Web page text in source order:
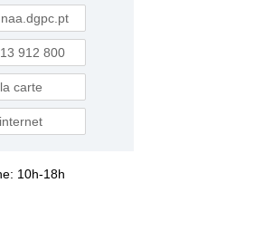
912 800
carte
10h-18h